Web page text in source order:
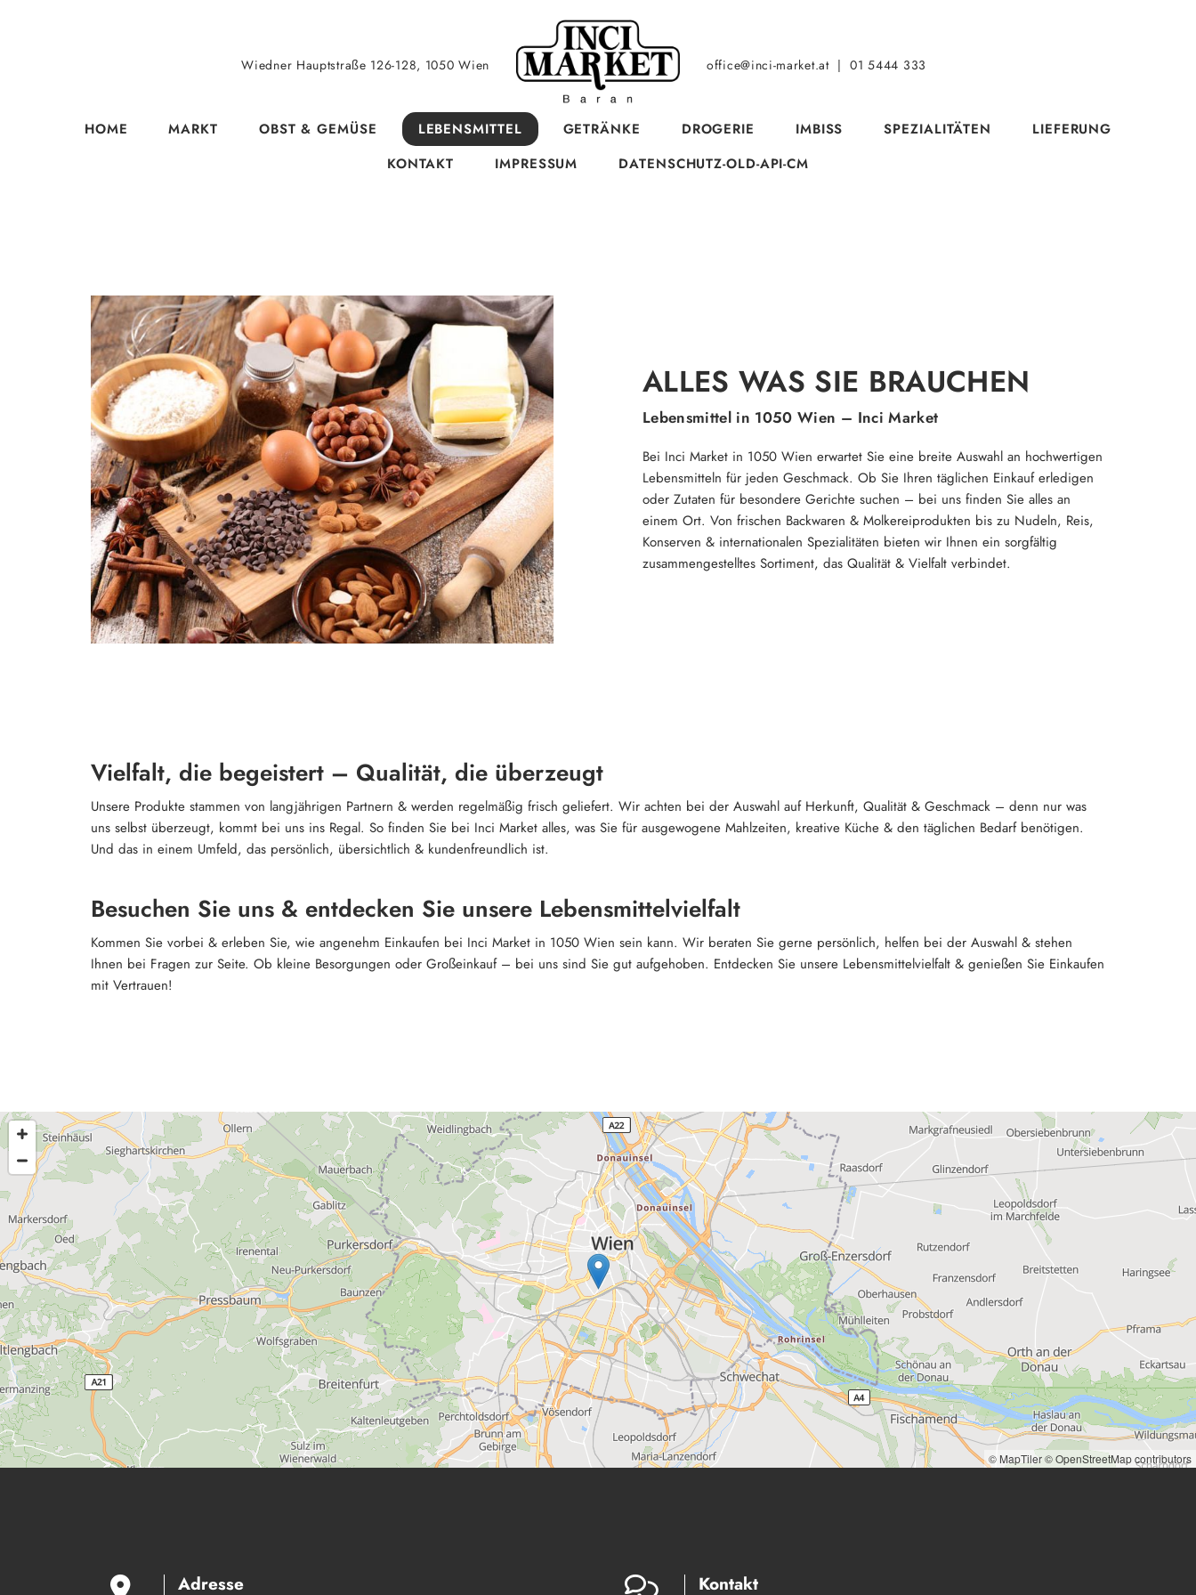
Wiedner Hauptstraße 126-128, 1050 Wien office@inci-market.at|01 5444 333
HOME MARKT OBST & GEMÜSE LEBENSMITTEL GETRÄNKE DROGERIE IMBISS SPEZIALITÄTEN
LIEFERUNG
KONTAKT
IMPRESSUM DATENSCHUTZ-OLD-API-CM
ALLES WAS SIE BRAUCHEN
Lebensmittel in 1050 Wien – Inci Market
Bei Inci Market in 1050 Wien erwartet Sie eine breite Auswahl an hochwertigen
Lebensmitteln für jeden Geschmack. Ob Sie Ihren täglichen Einkauf erledigen
oder Zutaten für besondere Gerichte suchen – bei uns finden Sie alles an
einem Ort. Von frischen Backwaren & Molkereiprodukten bis zu Nudeln, Reis,
Konserven & internationalen Spezialitäten bieten wir Ihnen ein sorgfältig
zusammengestelltes Sortiment, das Qualität & Vielfalt verbindet.
Vielfalt, die begeistert – Qualität, die überzeugt
Unsere Produkte stammen von langjährigen Partnern & werden regelmäßig frisch geliefert. Wir achten bei der Auswahl auf Herkunft, Qualität & Geschmack – denn nur was
uns selbst überzeugt, kommt bei uns ins Regal. So finden Sie bei Inci Market alles, was Sie für ausgewogene Mahlzeiten, kreative Küche & den täglichen Bedarf benötigen.
Und das in einem Umfeld, das persönlich, übersichtlich & kundenfreundlich ist.
Besuchen Sie uns & entdecken Sie unsere Lebensmittelvielfalt
Kommen Sie vorbei & erleben Sie, wie angenehm Einkaufen bei Inci Market in 1050 Wien sein kann. Wir beraten Sie gerne persönlich, helfen bei der Auswahl & stehen
Ihnen bei Fragen zur Seite. Ob kleine Besorgungen oder Großeinkauf – bei uns sind Sie gut aufgehoben. Entdecken Sie unsere Lebensmittelvielfalt & genießen Sie Einkaufen
mit Vertrauen!
© MapTiler© OpenStreetMap contributors
 Adresse  Kontakt